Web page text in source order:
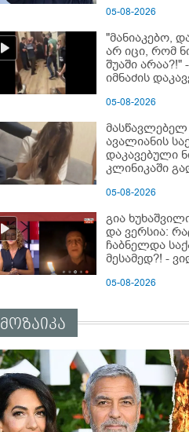
შვილი არ
კომენტარი
05-08-2026
"მანიაკებო,
არ იცი, რომ
შუაში არაა?!"
იმნაძის
05-08-2026
მასწავლებელ
ავალიანის
დაკავებული
კლინიკაში
05-08-2026
გია
და ვერსია:
ჩაბნელდა
მესამედ?! -
05-08-2026
მოზაიკა